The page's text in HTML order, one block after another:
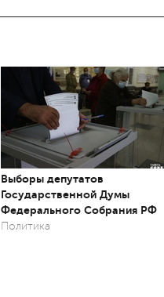
Выборы депутатов
Государственной Думы
Федерального Собрания РФ
Политика